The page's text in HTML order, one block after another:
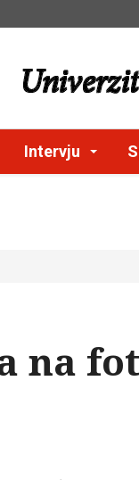
Intervju
na